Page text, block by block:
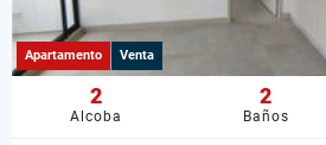
Apartamento Venta
2
Alcoba
2
Baños